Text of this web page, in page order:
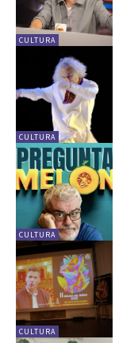
CULTURA
CULTURA
CULTURA
CULTURA